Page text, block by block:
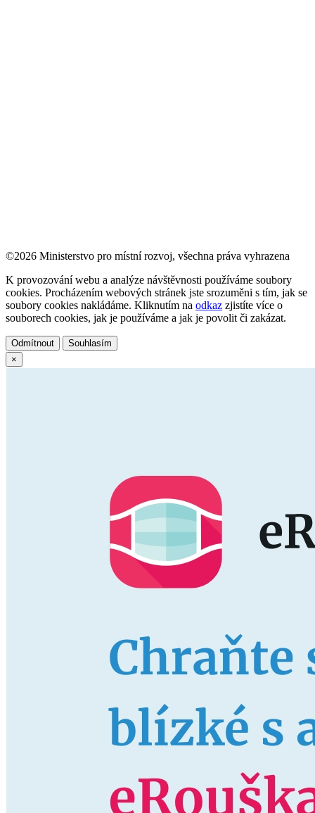
©2026 Ministerstvo pro místní rozvoj, všechna práva vyhrazena
K provozování webu a analýze návštěvnosti používáme soubory
cookies. Procházením webových stránek jste srozuměni s tím, jak se
soubory cookies nakládáme. Kliknutím na odkaz zjistíte více o
souborech cookies, jak je používáme a jak je povolit či zakázat.
Odmítnout
Souhlasím
×